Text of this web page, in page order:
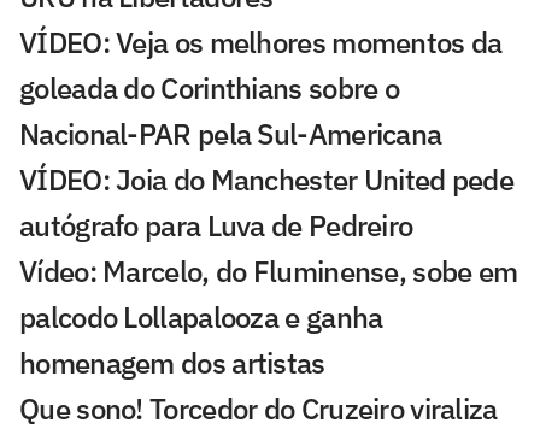
VÍDEO: Veja os melhores momentos da
goleada do Corinthians sobre o
Nacional-PAR pela Sul-Americana
VÍDEO: Joia do Manchester United pede
autógrafo para Luva de Pedreiro
Vídeo: Marcelo, do Fluminense, sobe em
palcodo Lollapalooza e ganha
homenagem dos artistas
Que sono! Torcedor do Cruzeiro viraliza